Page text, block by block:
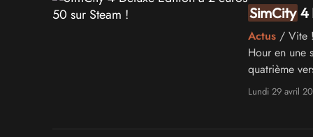
SimCity 4
Actus/ Vite !
Hour en une
quatrième
Tac..
Lundi 29 avril